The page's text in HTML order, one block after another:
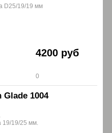
D25/19/19 мм
4200 руб
0
1004
19/19/25 мм.